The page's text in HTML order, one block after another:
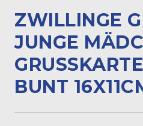
ZWILLINGE
JUNGE
GRUSSKARTE
UNT 16X11CM